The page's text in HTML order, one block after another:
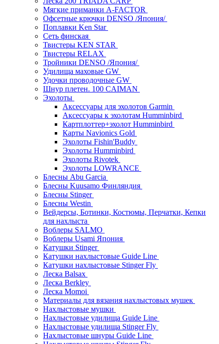
Мягкие приманки A-FACTOR
Офсетные крючки DENSO /Япония/
Поплавки Ken Star
Сеть финская
Твистеры KEN STAR
Твистеры RELAX
Тройники DENSO /Япония/
Удилища маховые GW
Удочки проводочные GW
Шнур плетен. 100 CAIMAN
Эхолоты
Аксессуары для эхолотов Garmin
Аксессуары к эхолотам Humminbird
Картплоттер+эхолот Humminbird
Карты Navionics Gold
Эхолоты Fishin'Buddy
Эхолоты Humminbird
Эхолоты Rivotek
Эхолоты LOWRANCE
Блесны Abu Garcia
Блесны Kuusamo Финляндия
Блесны Stinger
Блесны Westin
Вейдерсы, Ботинки, Костюмы, Перчатки, Кепки
для нахлыста
Воблеры SALMO
Воблеры Usami Япония
Катушки Stinger
Катушки нахлыстовые Guide Line
Катушки нахлыстовые Stinger Fly
Леска Balsax
Леска Berkley
Леска Momoi
Материалы для вязания нахлыстовых мушек
Нахлыстовые мушки
Нахлыстовые удилища Guide Line
Нахлыстовые удилища Stinger Fly
Нахлыстовые шнуры Guide Line